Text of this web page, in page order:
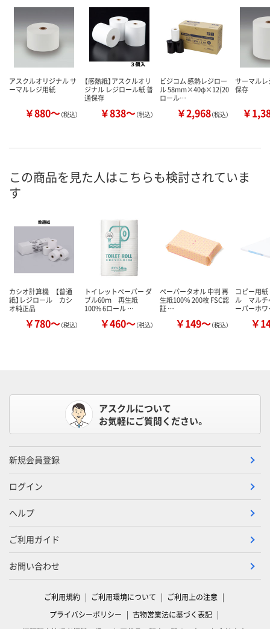
アスクルオリジナル サ
ーマルレジ用紙
￥880～（税込）
【感熱紙】アスクルオリ
ジナル レジロール紙 普
通保存
￥838～（税込）
ビジコム 感熱レジロー
ル 58mm×40φ×12(20
ロール…
￥2,968（税込）
サーマル
保存
￥
この商品を見た人はこちらも検討されていま
す
カシオ計算機 【普通
紙】レジロール カシ
オ純正品
￥780～（税込）
トイレットペーパー ダ
ブル60ｍ 再生紙
100% 6ロール …
￥460～（税込）
ペーパータオル 中判 再
生紙100％ 200枚 FSC認
証 …
￥149～（税込）
コピー用
ル マルチ
ーパーホワ
￥
アスクルについて
お気軽にご質問ください。
新規会員登録
ログイン
ヘルプ
ご利用ガイド
お問い合わせ
ご利用規約 ご利用環境について
ご利用上の注意
プライバシーポリシー
古物営業法に基づく表記